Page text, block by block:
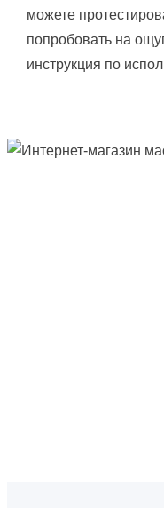
можете
попробовать на
инструкция по